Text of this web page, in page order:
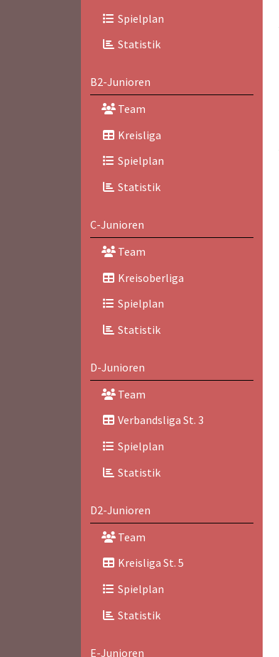
Spielplan
Statistik
B2-Junioren
Team
Kreisliga
Spielplan
Statistik
C-Junioren
Team
Kreisoberliga
Spielplan
Statistik
D-Junioren
Team
Verbandsliga St. 3
Spielplan
Statistik
D2-Junioren
Team
Kreisliga St. 5
Spielplan
Statistik
E-Junioren